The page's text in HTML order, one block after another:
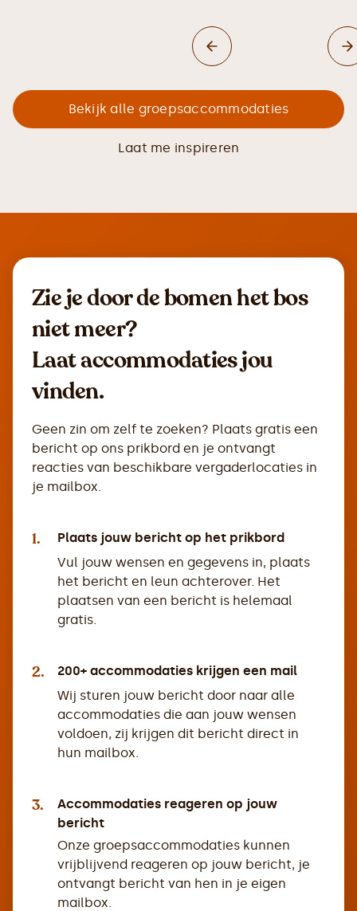
Bekijk alle groepsaccommodaties
Laat me inspireren
Zie je door de bomen het bos
niet meer?
Laat accommodaties jou
vinden.
Geen zin om zelf te zoeken? Plaats gratis een
bericht op ons prikbord en je ontvangt
reacties van beschikbare vergaderlocaties in
je mailbox.
1.
Plaats jouw bericht op het prikbord
Vul jouw wensen en gegevens in, plaats
het bericht en leun achterover. Het
plaatsen van een bericht is helemaal
gratis.
2.
200+ accommodaties krijgen een mail
Wij sturen jouw bericht door naar alle
accommodaties die aan jouw wensen
voldoen, zij krijgen dit bericht direct in
hun mailbox.
3.
Accommodaties reageren op jouw
bericht
Onze groepsaccommodaties kunnen
vrijblijvend reageren op jouw bericht, je
ontvangt bericht van hen in je eigen
mailbox.